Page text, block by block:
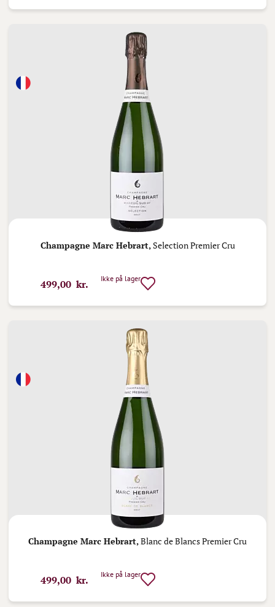
Champagne Marc Hebrart, Selection Premier Cru
499,00 kr. Ikke på lager
Champagne Marc Hebrart,Blanc de Blancs Premier Cru
499,00 kr. Ikke på lager